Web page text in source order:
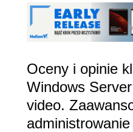
Oceny i opinie
Windows
video.